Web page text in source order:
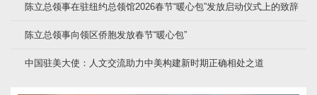
陈立总领事在驻纽约总领馆2026春节“暖心包”发放启动仪式上的致辞
陈立总领事向领区侨胞发放春节“暖心包”
中国驻美大使：人文交流助力中美构建新时期正确相处之道